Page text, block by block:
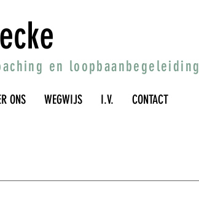
en loopbaanbegeleiding
ONS WEGWIJS I.V. CONTACT